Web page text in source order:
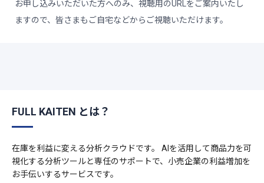
お申し込みいただいた方へのみ、視聴用のURLをご案内いたし
ますので、皆さまもご自宅などからご視聴いただけます。
FULL KAITEN とは？
在庫を利益に変える分析クラウドです。 AIを活用して商品力を可
視化する分析ツールと専任のサポートで、小売企業の利益増加を
お手伝いするサービスです。